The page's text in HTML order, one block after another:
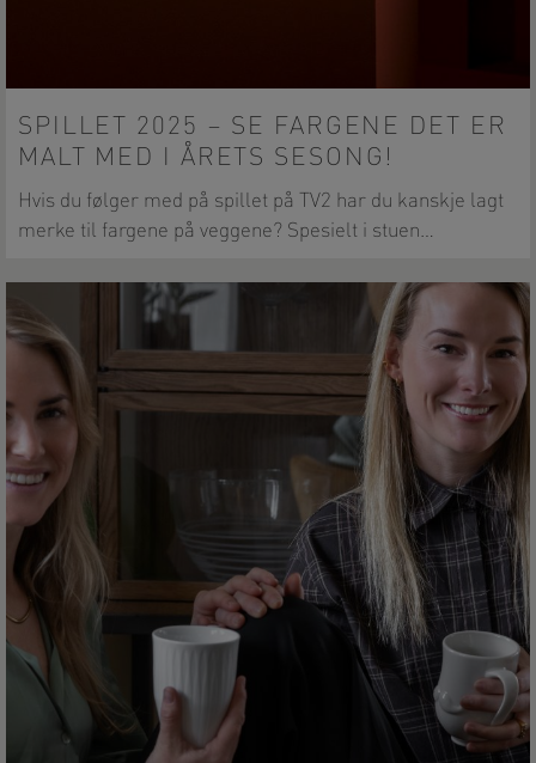
SPILLET 2025 – SE FARGENE DET ER
MALT MED I ÅRETS SESONG!
Hvis du følger med på spillet på TV2 har du kanskje lagt
merke til fargene på veggene? Spesielt i stuen…